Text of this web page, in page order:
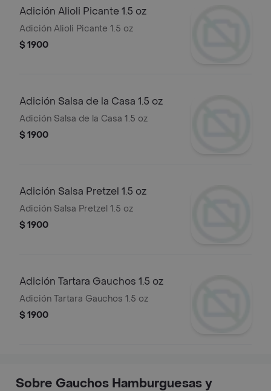
Adición Alioli Picante 1.5 oz
Adición Alioli Picante 1.5 oz
$ 1900
Adición Salsa de la Casa 1.5 oz
Adición Salsa de la Casa 1.5 oz
$ 1900
Adición Salsa Pretzel 1.5 oz
Adición Salsa Pretzel 1.5 oz
$ 1900
Adición Tartara Gauchos 1.5 oz
Adición Tartara Gauchos 1.5 oz
$ 1900
Sobre Gauchos Hamburguesas y